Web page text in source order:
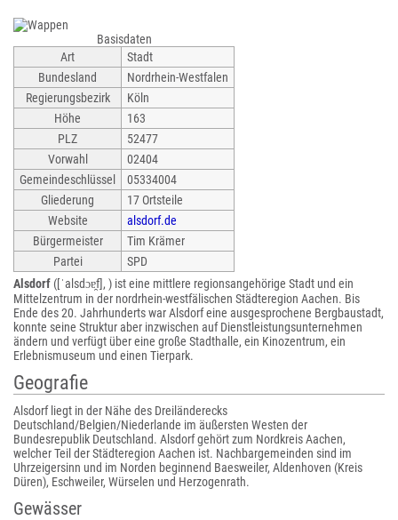
Basisdaten
Art
Stadt
Bundesland
Nordrhein-Westfalen
Regierungsbezirk
Köln
Höhe
163
PLZ
52477
Vorwahl
02404
Gemeindeschlüssel
05334004
Gliederung
17 Ortsteile
Website
alsdorf.de
Bürgermeister
Tim Krämer
Partei
SPD
Alsdorf ([ˈalsdɔɐ̯f], ) ist eine mittlere regionsangehörige Stadt und ein
Mittelzentrum in der nordrhein-westfälischen Städteregion Aachen. Bis
Ende des 20. Jahrhunderts war Alsdorf eine ausgesprochene Bergbaustadt,
konnte seine Struktur aber inzwischen auf Dienstleistungsunternehmen
ändern und verfügt über eine große Stadthalle, ein Kinozentrum, ein
Erlebnismuseum und einen Tierpark.
Geografie
Alsdorf liegt in der Nähe des Dreiländerecks
Deutschland/Belgien/Niederlande im äußersten Westen der
Bundesrepublik Deutschland. Alsdorf gehört zum Nordkreis Aachen,
welcher Teil der Städteregion Aachen ist. Nachbargemeinden sind im
Uhrzeigersinn und im Norden beginnend Baesweiler, Aldenhoven (Kreis
Düren), Eschweiler, Würselen und Herzogenrath.
Gewässer